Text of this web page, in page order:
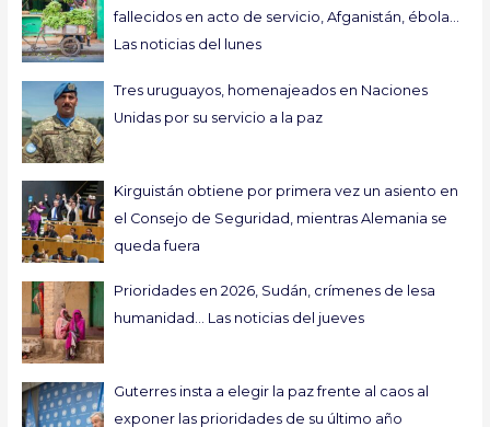
fallecidos en acto de servicio, Afganistán, ébola…
Las noticias del lunes
Tres uruguayos, homenajeados en Naciones
Unidas por su servicio a la paz
Kirguistán obtiene por primera vez un asiento en
el Consejo de Seguridad, mientras Alemania se
queda fuera
Prioridades en 2026, Sudán, crímenes de lesa
humanidad… Las noticias del jueves
Guterres insta a elegir la paz frente al caos al
exponer las prioridades de su último año